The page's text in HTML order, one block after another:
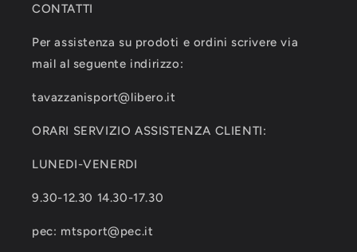
CONTATTI
Per assistenza su prodoti e ordini scrivere via
mail al seguente indirizzo:
tavazzanisport@libero.it
ORARI SERVIZIO ASSISTENZA CLIENTI:
LUNEDI-VENERDI
9.30-12.30 14.30-17.30
pec: mtsport@pec.it